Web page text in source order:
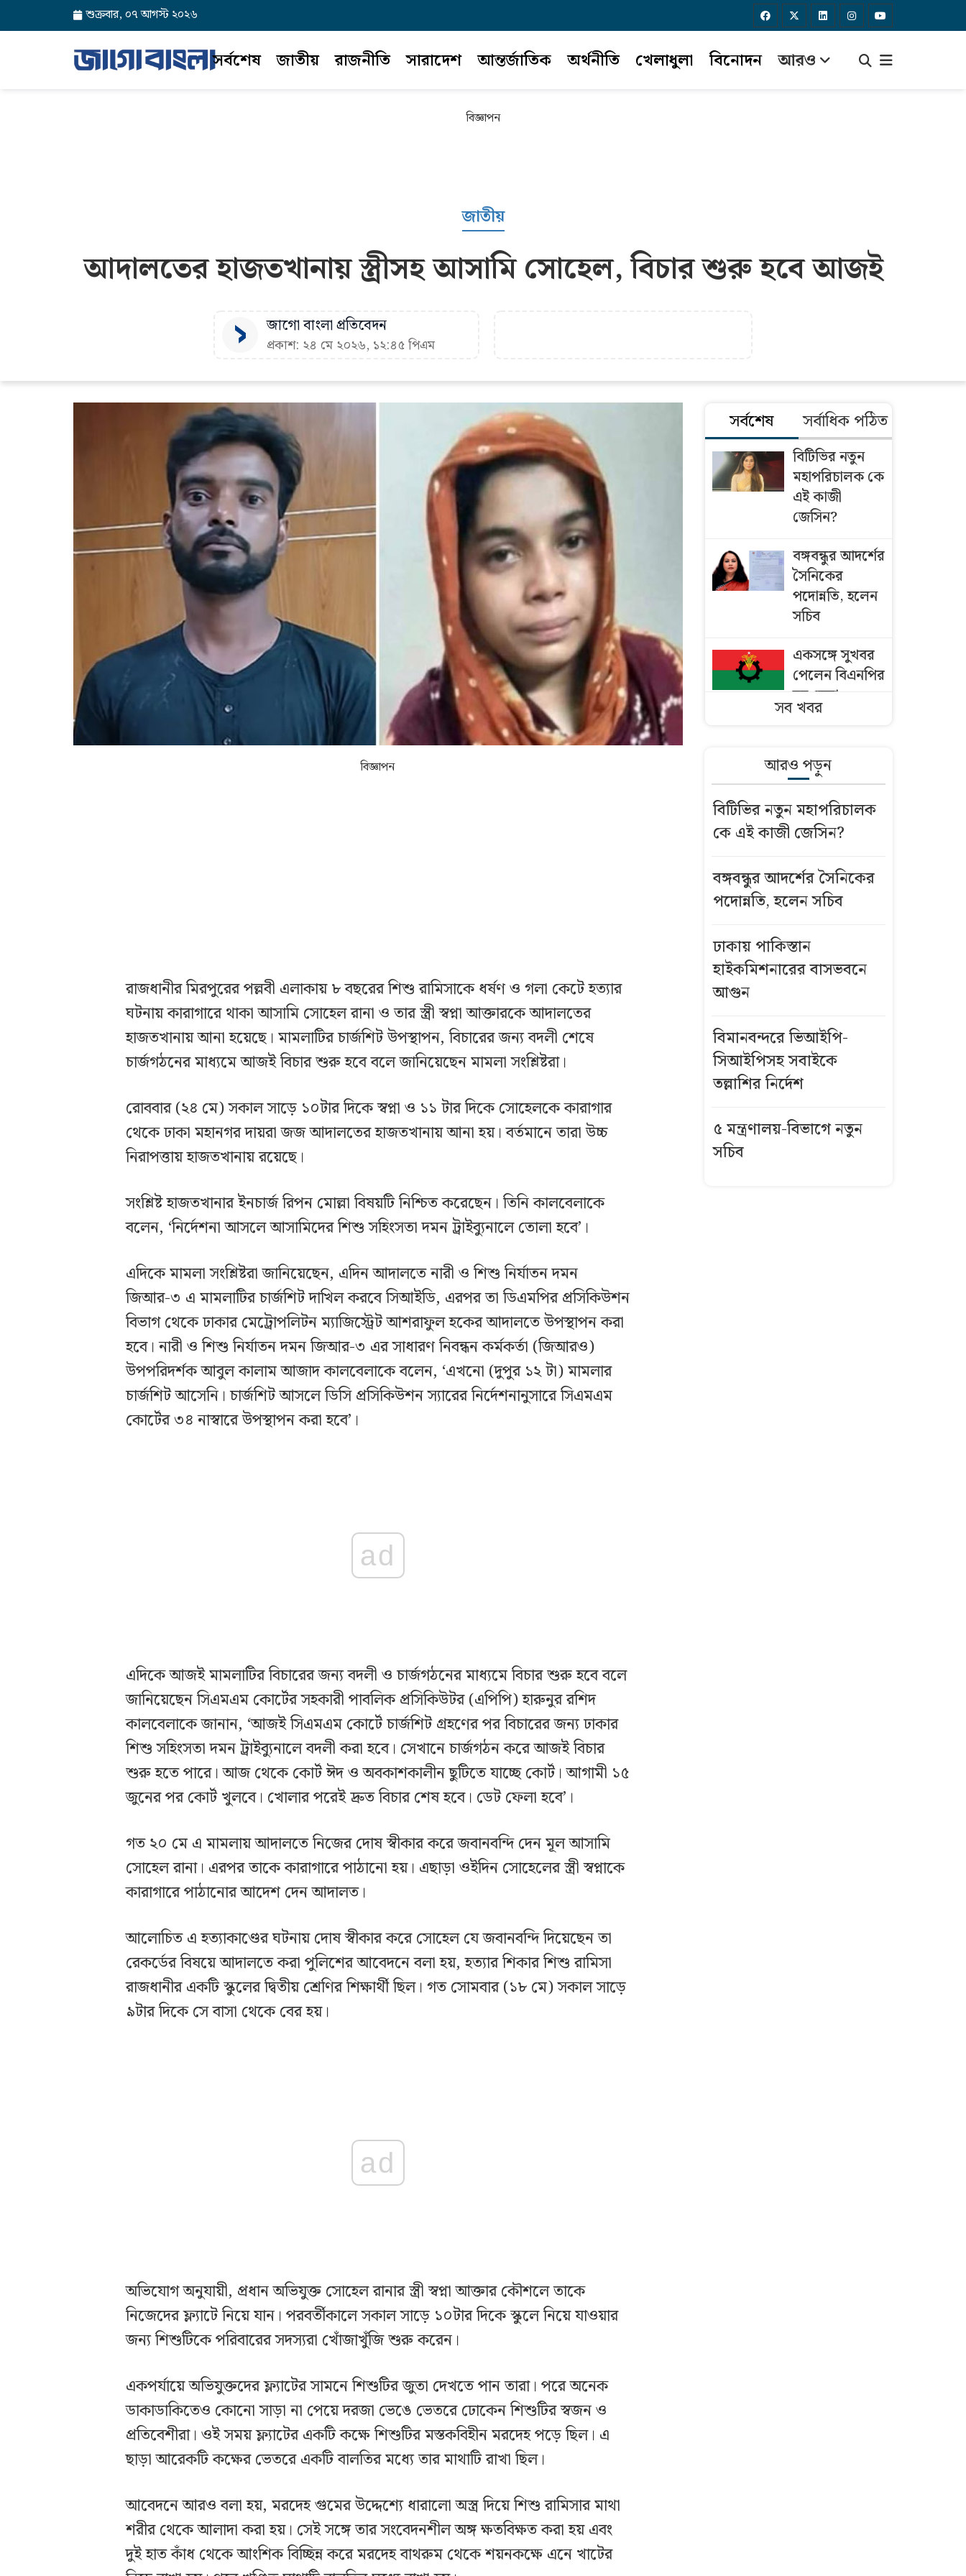
শুক্রবার, ০৭ আগস্ট ২০২৬
সর্বশেষ জাতীয় রাজনীতি সারাদেশ আন্তর্জাতিক অর্থনীতি খেলাধুলা বিনোদন আরও
বিজ্ঞাপন
জাতীয়
আদালতের হাজতখানায় স্ত্রীসহ আসামি সোহেল, বিচার শুরু হবে আজই
জাগো বাংলা প্রতিবেদন
প্রকাশ: ২৪ মে ২০২৬, ১২:৪৫ পিএম
বিজ্ঞাপন
রাজধানীর মিরপুরের পল্লবী এলাকায় ৮ বছরের শিশু রামিসাকে ধর্ষণ ও গলা কেটে হত্যার
ঘটনায় কারাগারে থাকা আসামি সোহেল রানা ও তার স্ত্রী স্বপ্না আক্তারকে আদালতের
হাজতখানায় আনা হয়েছে। মামলাটির চার্জশিট উপস্থাপন, বিচারের জন্য বদলী শেষে
চার্জগঠনের মাধ্যমে আজই বিচার শুরু হবে বলে জানিয়েছেন মামলা সংশ্লিষ্টরা।
রোববার (২৪ মে) সকাল সাড়ে ১০টার দিকে স্বপ্না ও ১১ টার দিকে সোহেলকে কারাগার
থেকে ঢাকা মহানগর দায়রা জজ আদালতের হাজতখানায় আনা হয়। বর্তমানে তারা উচ্চ
নিরাপত্তায় হাজতখানায় রয়েছে।
সংশ্লিষ্ট হাজতখানার ইনচার্জ রিপন মোল্লা বিষয়টি নিশ্চিত করেছেন। তিনি কালবেলাকে
বলেন, ‘নির্দেশনা আসলে আসামিদের শিশু সহিংসতা দমন ট্রাইব্যুনালে তোলা হবে’।
এদিকে মামলা সংশ্লিষ্টরা জানিয়েছেন, এদিন আদালতে নারী ও শিশু নির্যাতন দমন
জিআর-৩ এ মামলাটির চার্জশিট দাখিল করবে সিআইডি, এরপর তা ডিএমপির প্রসিকিউশন
বিভাগ থেকে ঢাকার মেট্রোপলিটন ম্যাজিস্ট্রেট আশরাফুল হকের আদালতে উপস্থাপন করা
হবে। নারী ও শিশু নির্যাতন দমন জিআর-৩ এর সাধারণ নিবন্ধন কর্মকর্তা (জিআরও)
উপপরিদর্শক আবুল কালাম আজাদ কালবেলাকে বলেন, ‘এখনো (দুপুর ১২ টা) মামলার
চার্জশিট আসেনি। চার্জশিট আসলে ডিসি প্রসিকিউশন স্যারের নির্দেশনানুসারে সিএমএম
কোর্টের ৩৪ নাস্বারে উপস্থাপন করা হবে’।
ad
এদিকে আজই মামলাটির বিচারের জন্য বদলী ও চার্জগঠনের মাধ্যমে বিচার শুরু হবে বলে
জানিয়েছেন সিএমএম কোর্টের সহকারী পাবলিক প্রসিকিউটর (এপিপি) হারুনুর রশিদ
কালবেলাকে জানান, ‘আজই সিএমএম কোর্টে চার্জশিট গ্রহণের পর বিচারের জন্য ঢাকার
শিশু সহিংসতা দমন ট্রাইব্যুনালে বদলী করা হবে। সেখানে চার্জগঠন করে আজই বিচার
শুরু হতে পারে। আজ থেকে কোর্ট ঈদ ও অবকাশকালীন ছুটিতে যাচ্ছে কোর্ট। আগামী ১৫
জুনের পর কোর্ট খুলবে। খোলার পরেই দ্রুত বিচার শেষ হবে। ডেট ফেলা হবে’।
গত ২০ মে এ মামলায় আদালতে নিজের দোষ স্বীকার করে জবানবন্দি দেন মূল আসামি
সোহেল রানা। এরপর তাকে কারাগারে পাঠানো হয়। এছাড়া ওইদিন সোহেলের স্ত্রী স্বপ্নাকে
কারাগারে পাঠানোর আদেশ দেন আদালত।
আলোচিত এ হত্যাকাণ্ডের ঘটনায় দোষ স্বীকার করে সোহেল যে জবানবন্দি দিয়েছেন তা
রেকর্ডের বিষয়ে আদালতে করা পুলিশের আবেদনে বলা হয়, হত্যার শিকার শিশু রামিসা
রাজধানীর একটি স্কুলের দ্বিতীয় শ্রেণির শিক্ষার্থী ছিল। গত সোমবার (১৮ মে) সকাল সাড়ে
৯টার দিকে সে বাসা থেকে বের হয়।
ad
অভিযোগ অনুযায়ী, প্রধান অভিযুক্ত সোহেল রানার স্ত্রী স্বপ্না আক্তার কৌশলে তাকে
নিজেদের ফ্ল্যাটে নিয়ে যান। পরবর্তীকালে সকাল সাড়ে ১০টার দিকে স্কুলে নিয়ে যাওয়ার
জন্য শিশুটিকে পরিবারের সদস্যরা খোঁজাখুঁজি শুরু করেন।
একপর্যায়ে অভিযুক্তদের ফ্ল্যাটের সামনে শিশুটির জুতা দেখতে পান তারা। পরে অনেক
ডাকাডাকিতেও কোনো সাড়া না পেয়ে দরজা ভেঙে ভেতরে ঢোকেন শিশুটির স্বজন ও
প্রতিবেশীরা। ওই সময় ফ্ল্যাটের একটি কক্ষে শিশুটির মস্তকবিহীন মরদেহ পড়ে ছিল। এ
ছাড়া আরেকটি কক্ষের ভেতরে একটি বালতির মধ্যে তার মাথাটি রাখা ছিল।
আবেদনে আরও বলা হয়, মরদেহ গুমের উদ্দেশ্যে ধারালো অস্ত্র দিয়ে শিশু রামিসার মাথা
শরীর থেকে আলাদা করা হয়। সেই সঙ্গে তার সংবেদনশীল অঙ্গ ক্ষতবিক্ষত করা হয় এবং
দুই হাত কাঁধ থেকে আংশিক বিচ্ছিন্ন করে মরদেহ বাথরুম থেকে শয়নকক্ষে এনে খাটের
সর্বশেষ সর্বাধিক পঠিত
বিটিভির নতুন
মহাপরিচালক কে
এই কাজী
জেসিন?
বঙ্গবন্ধুর আদর্শের
সৈনিকের
পদোন্নতি, হলেন
সচিব
একসঙ্গে সুখবর
পেলেন বিএনপির
ছয় নেতা
হাইকমিশনারের
বাসভবনে আগুন
বাংলাদেশি
কৃষকদের ভিসা
মসজিদের মাইক
নিয়ে অমিত
এমপির বৈঠক
সিআইপিসহ
সবাইকে তল্লাশির
নির্দেশ
আ.লীগ নেতার
সব খবর
আরও পড়ুন
বিটিভির নতুন মহাপরিচালক
কে এই কাজী জেসিন?
বঙ্গবন্ধুর আদর্শের সৈনিকের
পদোন্নতি, হলেন সচিব
ঢাকায় পাকিস্তান
হাইকমিশনারের বাসভবনে
আগুন
বিমানবন্দরে ভিআইপি-
সিআইপিসহ সবাইকে
তল্লাশির নির্দেশ
৫ মন্ত্রণালয়-বিভাগে নতুন
সচিব